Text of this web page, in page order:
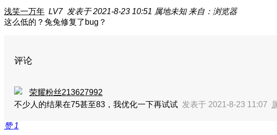
浅笑一万年 LV7 发表于 2021-8-23 10:51 属地未知 来自：浏览器
这么低的？兔兔修复了bug？
评论
荣耀粉丝213627992
不少人的结果在75甚至83，我优化一下再试试 发表于 2021-8-23 11:07
赞1